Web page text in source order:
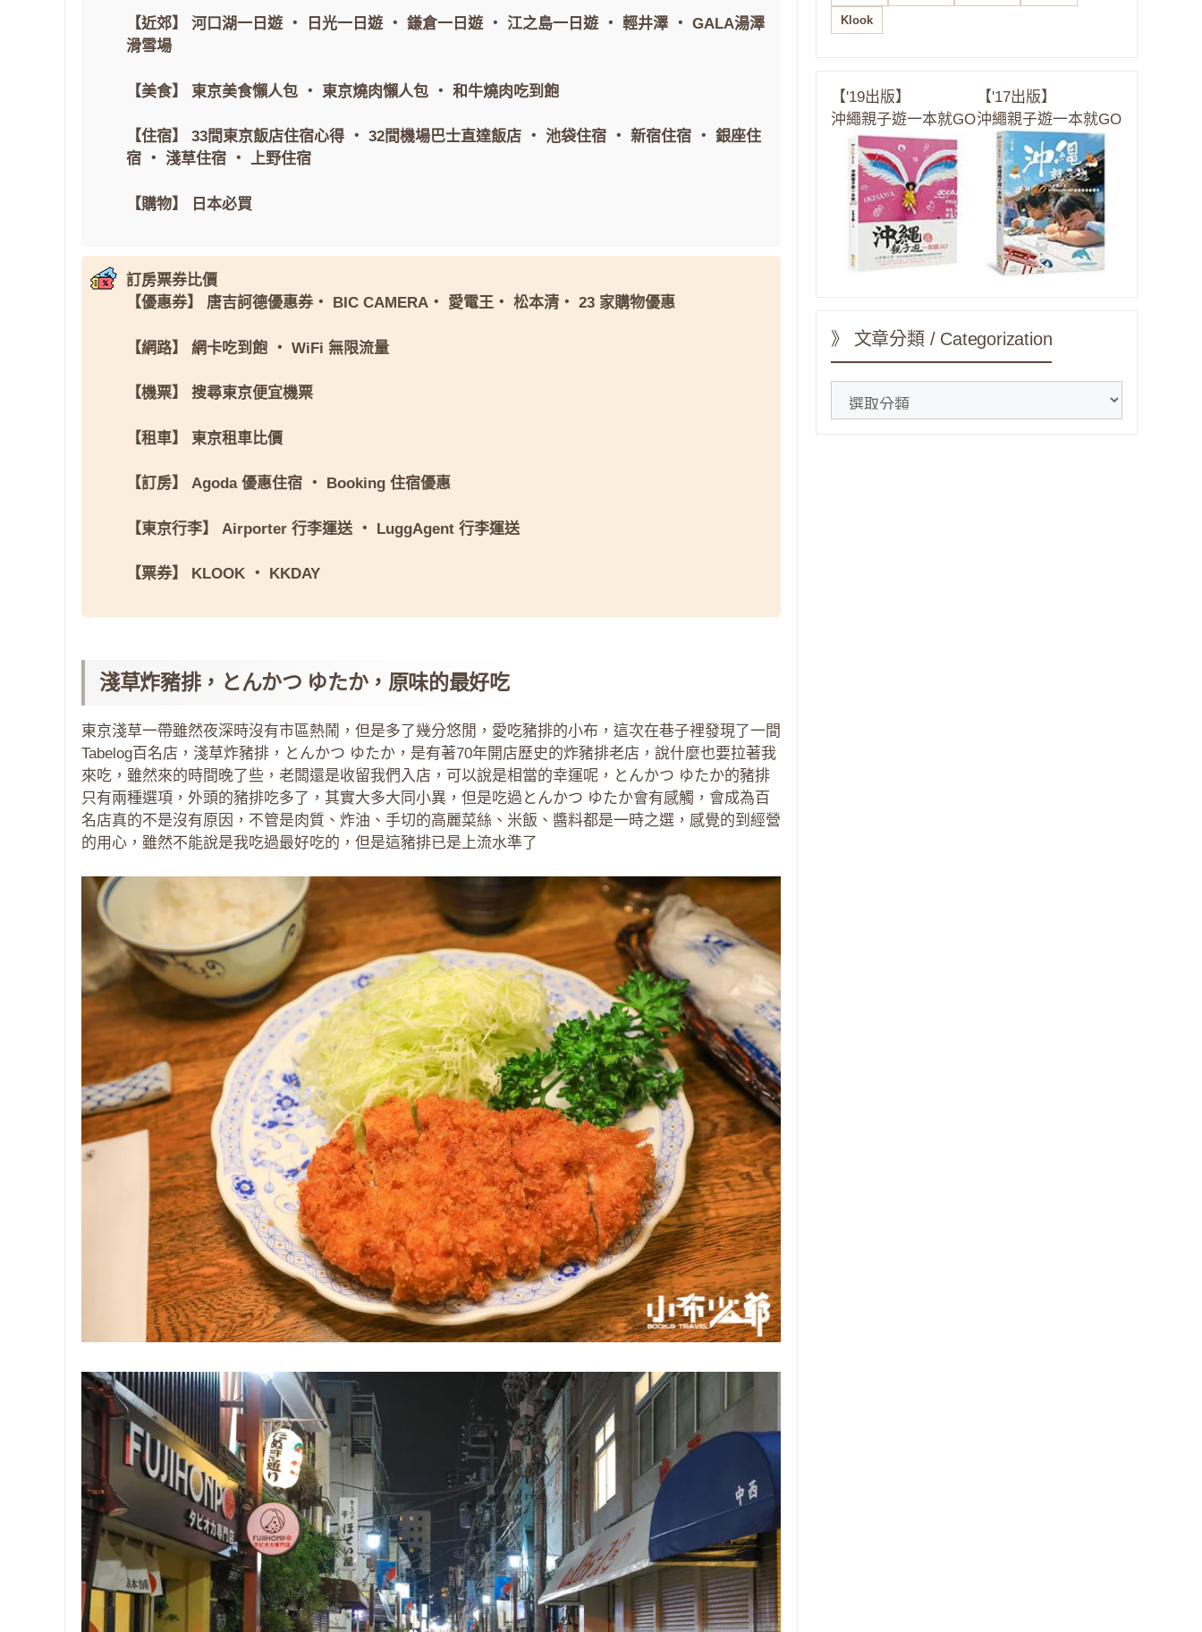
【近郊】 河口湖一日遊・ 日光一日遊・ 鎌倉一日遊・ 江之島一日遊・ 輕井澤 ・ GALA湯澤
滑雪場
【美食】 東京美食懶人包 ・ 東京燒肉懶人包 ・ 和牛燒肉吃到飽
【住宿】 33間東京飯店住宿心得 ・ 32間機場巴士直達飯店 ・ 池袋住宿 ・ 新宿住宿 ・ 銀座住
宿 ・ 淺草住宿 ・ 上野住宿
【購物】 日本必買
訂房票券比價
【優惠券】
唐吉訶德優惠券・ BIC CAMERA ・ 愛電王 ・ 松本清 ・ 23 家購物優惠
【網路】 網卡吃到飽 ・ WiFi 無限流量
【機票】 搜尋東京便宜機票
【租車】 東京租車比價
【訂房】 Agoda 優惠住宿 ・ Booking 住宿優惠
【東京行李】 Airporter 行李運送 ・ LuggAgent 行李運送
【票券】 KLOOK ・ KKDAY
淺草炸豬排，とんかつ ゆたか，原味的最好吃
東京淺草一帶雖然夜深時沒有市區熱鬧，但是多了幾分悠閒，愛吃豬排的小布，這次在巷子裡發現了一間
Tabelog百名店，淺草炸豬排，とんかつ ゆたか，是有著70年開店歷史的炸豬排老店，說什麼也要拉著我
來吃，雖然來的時間晚了些，老闆還是收留我們入店，可以說是相當的幸運呢，とんかつ ゆたか的豬排
只有兩種選項，外頭的豬排吃多了，其實大多大同小異，但是吃過とんかつ ゆたか會有感觸，會成為百
名店真的不是沒有原因，不管是肉質、炸油、手切的高麗菜絲、米飯、醬料都是一時之選，感覺的到經營
的用心，雖然不能說是我吃過最好吃的，但是這豬排已是上流水準了
Klook
【'19出版】
沖繩親子遊一本就GO
【'17出版】
沖繩親子遊一本就GO
》 文章分類 / Categorization